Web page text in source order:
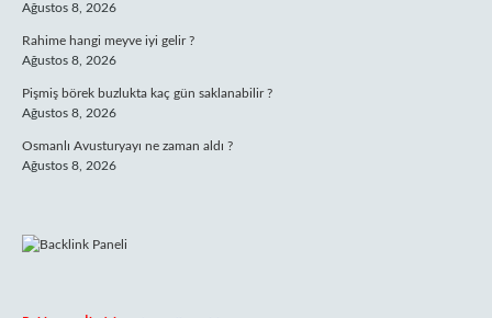
Ağustos 8, 2026
Rahime hangi meyve iyi gelir ?
Ağustos 8, 2026
Pişmiş börek buzlukta kaç gün saklanabilir ?
Ağustos 8, 2026
Osmanlı Avusturyayı ne zaman aldı ?
Ağustos 8, 2026